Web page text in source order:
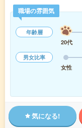
職場の雰囲気
年齢層
20代
男女比率
女性
気になる!